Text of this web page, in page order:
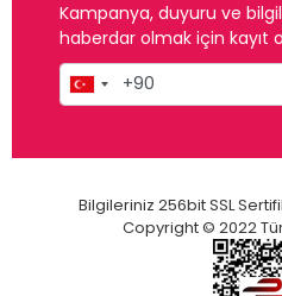
Kampanya, duyuru ve
haberdar olmak için kayıt
Bilgileriniz 256bit SSL
Copyright © 2022